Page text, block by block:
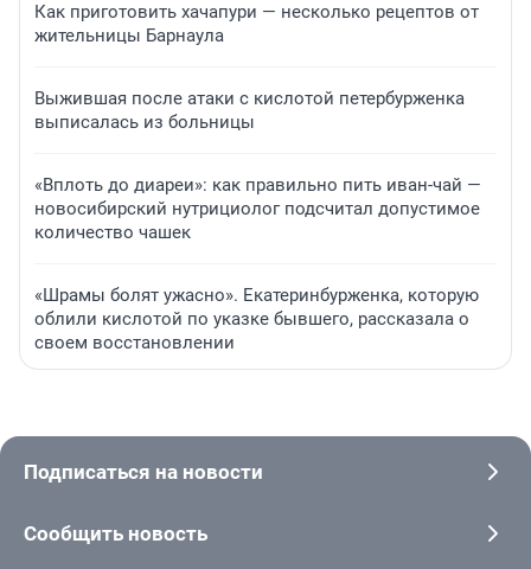
Как приготовить хачапури — несколько рецептов от
жительницы Барнаула
Выжившая после атаки с кислотой петербурженка
выписалась из больницы
«Вплоть до диареи»: как правильно пить иван-чай —
новосибирский нутрициолог подсчитал допустимое
количество чашек
«Шрамы болят ужасно». Екатеринбурженка, которую
облили кислотой по указке бывшего, рассказала о
своем восстановлении
Подписаться на новости
Сообщить новость